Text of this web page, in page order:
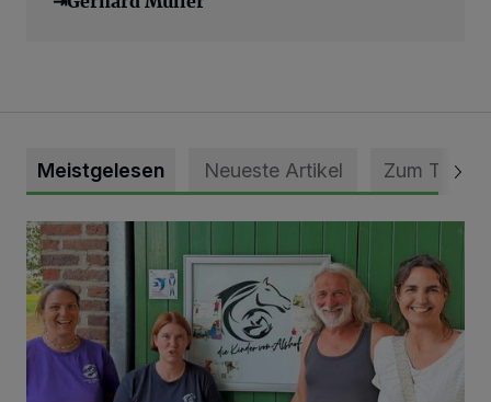
Meistgelesen Neueste Artikel Zum Thema
Vorbildlicher Einsatz für den Artenschutz gewürdigt